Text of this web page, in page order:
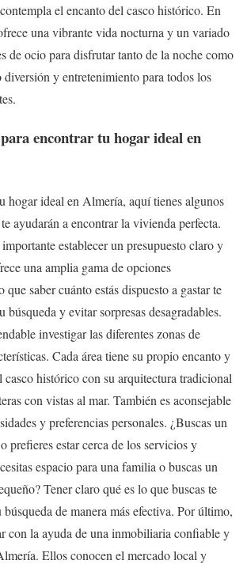
el encanto del casco histórico. En
una vibrante vida nocturna y un variado
de ocio para disfrutar tanto de la noche como
diversión y entretenimiento para todos los
encontrar tu hogar ideal en
hogar ideal en Almería, aquí tienes algunos
ayudarán a encontrar la vivienda perfecta.
establecer un presupuesto claro y
una amplia gama de opciones
saber cuánto estás dispuesto a gastar te
búsqueda y evitar sorpresas desagradables.
investigar las diferentes zonas de
Cada área tiene su propio encanto y
casco histórico con su arquitectura tradicional
con vistas al mar. También es aconsejable
y preferencias personales. ¿Buscas un
prefieres estar cerca de los servicios y
espacio para una familia o buscas un
Tener claro qué es lo que buscas te
de manera más efectiva. Por último,
con la ayuda de una inmobiliaria confiable y
Ellos conocen el mercado local y